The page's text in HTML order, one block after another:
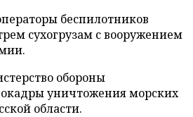
беспилотников
сухогрузам с вооружением
обороны
уничтожения морских
области.